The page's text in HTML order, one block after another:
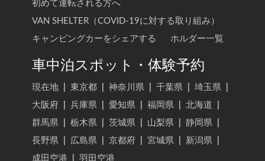
初めて運転される方へ
VAN SHELTER（COVID-19に対する取り組み）
キャンピングカーをシェアする
ホルダー一覧
車中泊スポット・体験予約
現在地 東京都 神奈川県 千葉県 埼玉県
大阪府
兵庫県 愛知県 福岡県 北海道
群馬県
栃木県 茨城県 山梨県 静岡県
長野県
広島県 京都府 宮城県 新潟県
成田空港
羽田空港